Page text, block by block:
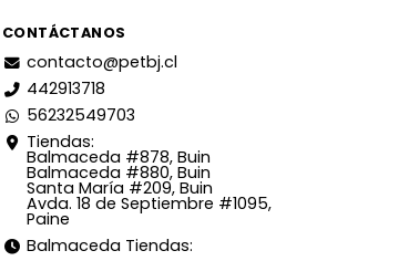
CONTÁCTANOS
contacto@petbj.cl
442913718
56232549703
Tiendas:
Balmaceda #878, Buin
Balmaceda #880, Buin
Santa María #209, Buin
Avda. 18 de Septiembre #1095,
Paine
Balmaceda Tiendas: